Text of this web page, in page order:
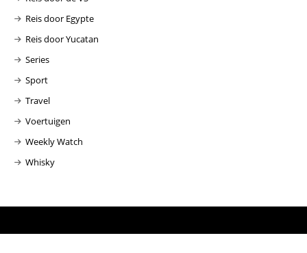
Reis door Egypte
Reis door Yucatan
Series
Sport
Travel
Voertuigen
Weekly Watch
Whisky